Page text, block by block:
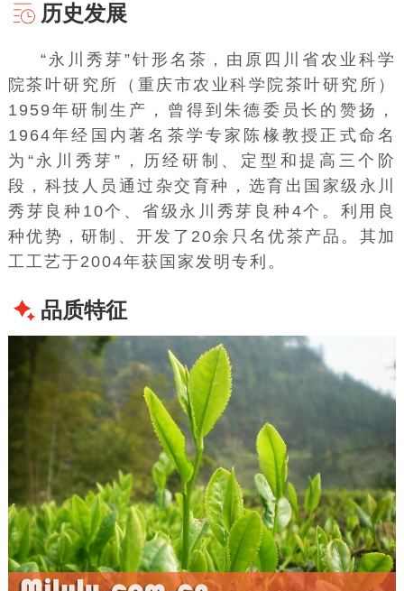
历史发展
“永川秀芽”针形名茶，由原 四川省农业科学
院茶叶研究所（ 重庆市农业科学院茶叶研究所）
1959年研制生产，曾得到 朱德 委员长的赞扬，
1964年经国内著名茶学专家 陈椽 教授正式命名
为“永川秀芽”，历经研制、定型和提高三个阶
段，科技人员通过 杂交育种 ，选育出国家级永川
秀芽良种10个、省级永川秀芽良种4个。利用良
种优势，研制、开发了20余只名优茶产品。其加
工工艺于2004年获 国家发明专利 。
品质特征